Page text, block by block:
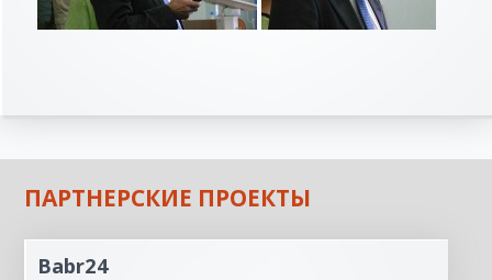
ПАРТНЕРСКИЕ ПРОЕКТЫ
Babr24